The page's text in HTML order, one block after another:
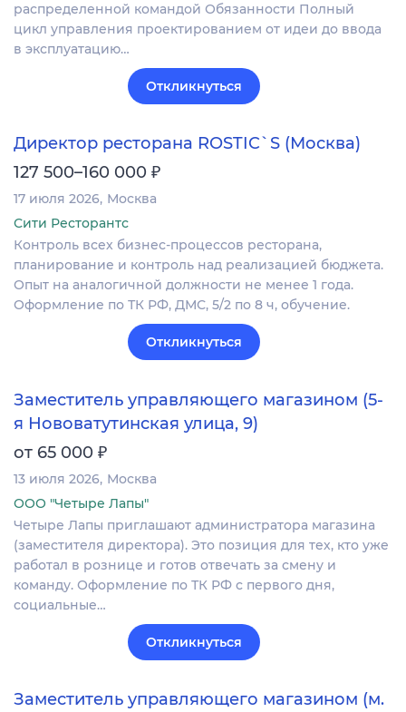
распределенной командой Обязанности Полный
цикл управления проектированием от идеи до ввода
в эксплуатацию…
Откликнуться
Директор ресторана ROSTIC`S (Москва)
127 500–160 000 ₽
17 июля 2026 Москва
Сити Ресторантс
Контроль всех бизнес-процессов ресторана,
планирование и контроль над реализацией бюджета.
Опыт на аналогичной должности не менее 1 года.
Оформление по ТК РФ, ДМС, 5/2 по 8 ч, обучение.
Откликнуться
Заместитель управляющего магазином (5-
я Нововатутинская улица, 9)
от 65 000 ₽
13 июля 2026 Москва
ООО "Четыре Лапы"
Четыре Лапы приглашают администратора магазина
(заместителя директора). Это позиция для тех, кто уже
работал в рознице и готов отвечать за смену и
команду. Оформление по ТК РФ с первого дня,
социальные…
Откликнуться
Заместитель управляющего магазином (м.